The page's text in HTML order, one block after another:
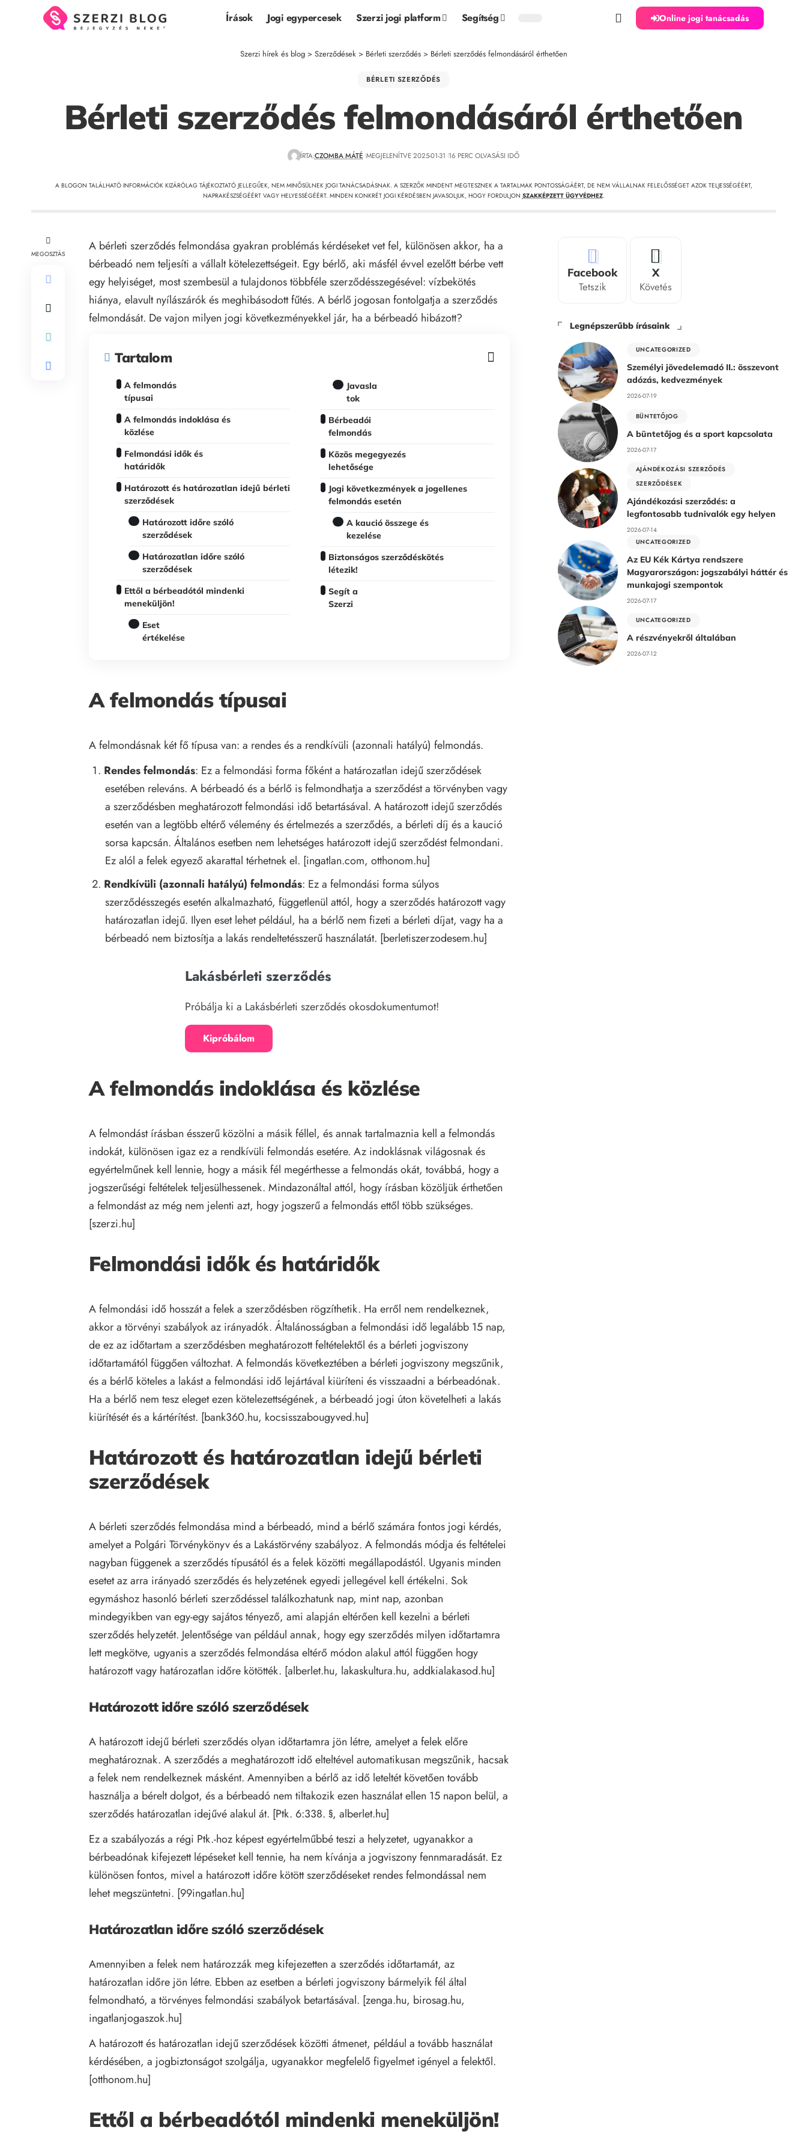
Írások Jogi egypercesek Szerzi jogi platform Segítség Online jogi tanácsadás
Szerzi hírek és blog> Szerződések> Bérleti szerződés> Bérleti szerződés felmondásáról érthetően
BÉRLETI SZERZŐDÉS
Bérleti szerződés felmondásáról érthetően
ÍRTA:CZOMBA MÁTÉ MEGJELENÍTVE 2025-01-31 16 PERC OLVASÁSI IDŐ
A BLOGON TALÁLHATÓ INFORMÁCIÓK KIZÁRÓLAG TÁJÉKOZTATÓ JELLEGŰEK, NEM MINŐSÜLNEK JOGI TANÁCSADÁSNAK. A SZERZŐK MINDENT MEGTESZNEK A TARTALMAK PONTOSSÁGÁÉRT, DE NEM VÁLLALNAK FELELŐSSÉGET AZOK TELJESSÉGÉÉRT,
NAPRAKÉSZSÉGÉÉRT VAGY HELYESSÉGÉÉRT. MINDEN KONKRÉT JOGI KÉRDÉSBEN JAVASOLJUK, HOGY FORDULJON SZAKKÉPZETT ÜGYVÉDHEZ.
MEGOSZTÁS
A bérleti szerződés felmondása gyakran problémás kérdéseket vet fel, különösen akkor, ha a
bérbeadó nem teljesíti a vállalt kötelezettségeit. Egy bérlő, aki másfél évvel ezelőtt bérbe vett
egy helyiséget, most szembesül a tulajdonos többféle szerződésszegésével: vízbekötés
hiánya, elavult nyílászárók és meghibásodott fűtés. A bérlő jogosan fontolgatja a szerződés
felmondását. De vajon milyen jogi következményekkel jár, ha a bérbeadó hibázott?
Tartalom
A felmondás
típusai
A felmondás indoklása és
közlése
Felmondási idők és
határidők
Határozott és határozatlan idejű bérleti
szerződések
Határozott időre szóló
szerződések
Határozatlan időre szóló
szerződések
Ettől a bérbeadótól mindenki
meneküljön!
Eset
értékelése
Javasla
tok
Bérbeadói
felmondás
Közös megegyezés
lehetősége
Jogi következmények a jogellenes
felmondás esetén
A kaució összege és
kezelése
Biztonságos szerződéskötés
létezik!
Segít a
Szerzi
A felmondás típusai
A felmondásnak két fő típusa van: a rendes és a rendkívüli (azonnali hatályú) felmondás.
Rendes felmondás: Ez a felmondási forma főként a határozatlan idejű szerződések
esetében releváns. A bérbeadó és a bérlő is felmondhatja a szerződést a törvényben vagy
a szerződésben meghatározott felmondási idő betartásával. A határozott idejű szerződés
esetén van a legtöbb eltérő vélemény és értelmezés a szerződés, a bérleti díj és a kaució
sorsa kapcsán. Általános esetben nem lehetséges határozott idejű szerződést felmondani.
Ez alól a felek egyező akarattal térhetnek el. [ingatlan.com, otthonom.hu]
Rendkívüli (azonnali hatályú) felmondás: Ez a felmondási forma súlyos
szerződésszegés esetén alkalmazható, függetlenül attól, hogy a szerződés határozott vagy
határozatlan idejű. Ilyen eset lehet például, ha a bérlő nem fizeti a bérleti díjat, vagy ha a
bérbeadó nem biztosítja a lakás rendeltetésszerű használatát. [berletiszerzodesem.hu]
Lakásbérleti szerződés
Próbálja ki a Lakásbérleti szerződés okosdokumentumot!
Kipróbálom
A felmondás indoklása és közlése
A felmondást írásban ésszerű közölni a másik féllel, és annak tartalmaznia kell a felmondás
indokát, különösen igaz ez a rendkívüli felmondás esetére. Az indoklásnak világosnak és
egyértelműnek kell lennie, hogy a másik fél megérthesse a felmondás okát, továbbá, hogy a
jogszerűségi feltételek teljesülhessenek. Mindazonáltal attól, hogy írásban közöljük érthetően
a felmondást az még nem jelenti azt, hogy jogszerű a felmondás ettől több szükséges.
[szerzi.hu]
Felmondási idők és határidők
A felmondási idő hosszát a felek a szerződésben rögzíthetik. Ha erről nem rendelkeznek,
akkor a törvényi szabályok az irányadók. Általánosságban a felmondási idő legalább 15 nap,
de ez az időtartam a szerződésben meghatározott feltételektől és a bérleti jogviszony
időtartamától függően változhat. A felmondás következtében a bérleti jogviszony megszűnik,
és a bérlő köteles a lakást a felmondási idő lejártával kiüríteni és visszaadni a bérbeadónak.
Ha a bérlő nem tesz eleget ezen kötelezettségének, a bérbeadó jogi úton követelheti a lakás
kiürítését és a kártérítést. [bank360.hu, kocsisszabougyved.hu]
Határozott és határozatlan idejű bérleti
szerződések
A bérleti szerződés felmondása mind a bérbeadó, mind a bérlő számára fontos jogi kérdés,
amelyet a Polgári Törvénykönyv és a Lakástörvény szabályoz. A felmondás módja és feltételei
nagyban függenek a szerződés típusától és a felek közötti megállapodástól. Ugyanis minden
esetet az arra irányadó szerződés és helyzetének egyedi jellegével kell értékelni. Sok
egymáshoz hasonló bérleti szerződéssel találkozhatunk nap, mint nap, azonban
mindegyikben van egy-egy sajátos tényező, ami alapján eltérően kell kezelni a bérleti
szerződés helyzetét. Jelentősége van például annak, hogy egy szerződés milyen időtartamra
lett megkötve, ugyanis a szerződés felmondása eltérő módon alakul attól függően hogy
határozott vagy határozatlan időre kötötték. [alberlet.hu, lakaskultura.hu, addkialakasod.hu]
Határozott időre szóló szerződések
A határozott idejű bérleti szerződés olyan időtartamra jön létre, amelyet a felek előre
meghatároznak. A szerződés a meghatározott idő elteltével automatikusan megszűnik, hacsak
a felek nem rendelkeznek másként. Amennyiben a bérlő az idő leteltét követően tovább
használja a bérelt dolgot, és a bérbeadó nem tiltakozik ezen használat ellen 15 napon belül, a
szerződés határozatlan idejűvé alakul át. [Ptk. 6:338. §, alberlet.hu]
Ez a szabályozás a régi Ptk.-hoz képest egyértelműbbé teszi a helyzetet, ugyanakkor a
bérbeadónak kifejezett lépéseket kell tennie, ha nem kívánja a jogviszony fennmaradását. Ez
különösen fontos, mivel a határozott időre kötött szerződéseket rendes felmondással nem
lehet megszüntetni. [99ingatlan.hu]
Határozatlan időre szóló szerződések
Amennyiben a felek nem határozzák meg kifejezetten a szerződés időtartamát, az
határozatlan időre jön létre. Ebben az esetben a bérleti jogviszony bármelyik fél által
felmondható, a törvényes felmondási szabályok betartásával. [zenga.hu, birosag.hu,
ingatlanjogaszok.hu]
A határozott és határozatlan idejű szerződések közötti átmenet, például a tovább használat
kérdésében, a jogbiztonságot szolgálja, ugyanakkor megfelelő figyelmet igényel a felektől.
[otthonom.hu]
Ettől a bérbeadótól mindenki meneküljön!
Facebook
Tetszik
X
Követés
Legnépszerűbb írásaink
UNCATEGORIZED
Személyi jövedelemadó II.: összevont
adózás, kedvezmények
2026-07-19
BÜNTETŐJOG
A büntetőjog és a sport kapcsolata
2026-07-17
AJÁNDÉKOZÁSI SZERZŐDÉS
SZERZŐDÉSEK
Ajándékozási szerződés: a
legfontosabb tudnivalók egy helyen
2026-07-14
UNCATEGORIZED
Az EU Kék Kártya rendszere
Magyarországon: jogszabályi háttér és
munkajogi szempontok
2026-07-17
UNCATEGORIZED
A részvényekről általában
2026-07-12